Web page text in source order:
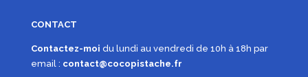
CONTACT
Contactez-moi du lundi au vendredi de 10h à 18h par
email : contact@cocopistache.fr